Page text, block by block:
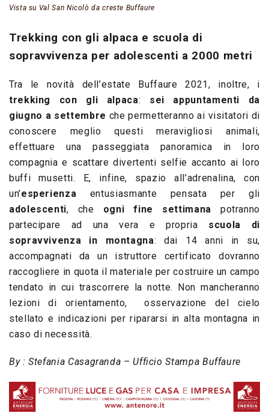
Vista su Val San Nicolò da creste Buffaure
Trekking con gli alpaca e scuola di
sopravvivenza per adolescenti a 2000 metri
Tra le novità dell’estate Buffaure 2021, inoltre, i
trekking con gli alpaca: sei appuntamenti da
giugno a settembre che permetteranno ai visitatori di
conoscere meglio questi meravigliosi animali,
effettuare una passeggiata panoramica in loro
compagnia e scattare divertenti selfie accanto ai loro
buffi musetti. E, infine, spazio all’adrenalina, con
un’esperienza entusiasmante pensata per gli
adolescenti, che ogni fine settimana potranno
partecipare ad una vera e propria scuola di
sopravvivenza in montagna: dai 14 anni in su,
accompagnati da un istruttore certificato dovranno
raccogliere in quota il materiale per costruire un campo
tendato in cui trascorrere la notte. Non mancheranno
lezioni di orientamento, osservazione del cielo
stellato e indicazioni per ripararsi in alta montagna in
caso di necessità.
By : Stefania Casagranda – Ufficio Stampa Buffaure